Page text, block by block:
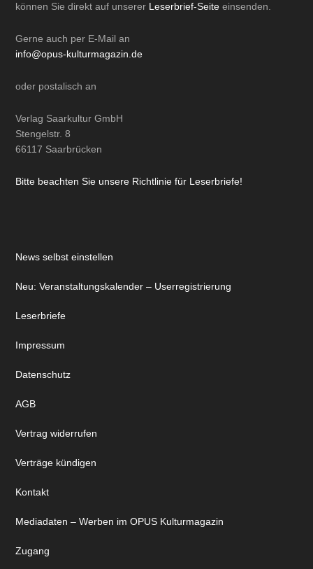
können Sie direkt auf unserer Leserbrief-Seite einsenden.
Gerne auch per E-Mail an
info@opus-kulturmagazin.de
oder postalisch an
Verlag Saarkultur GmbH
Stengelstr. 8
66117 Saarbrücken
Bitte beachten Sie unsere Richtlinie für Leserbriefe!
News selbst einstellen
Neu: Veranstaltungskalender – Userregistrierung
Leserbriefe
Impressum
Datenschutz
AGB
Vertrag widerrufen
Verträge kündigen
Kontakt
Mediadaten – Werben im OPUS Kulturmagazin
Zugang